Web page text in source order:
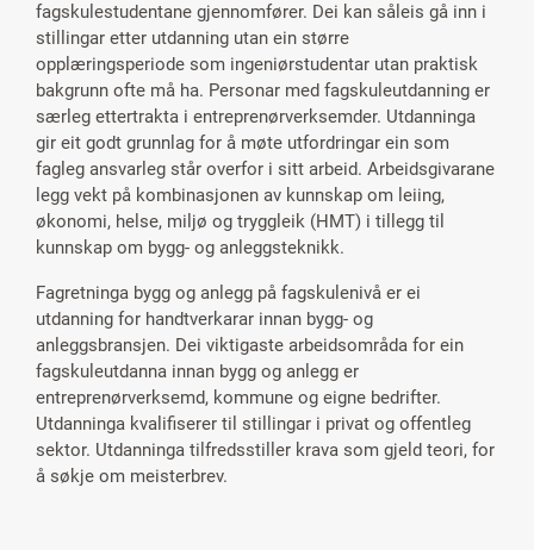
fagskulestudentane gjennomfører. Dei kan såleis gå inn i
stillingar etter utdanning utan ein større
opplæringsperiode som ingeniørstudentar utan praktisk
bakgrunn ofte må ha. Personar med fagskuleutdanning er
særleg ettertrakta i entreprenørverksemder. Utdanninga
gir eit godt grunnlag for å møte utfordringar ein som
fagleg ansvarleg står overfor i sitt arbeid. Arbeidsgivarane
legg vekt på kombinasjonen av kunnskap om leiing,
økonomi, helse, miljø og tryggleik (HMT) i tillegg til
kunnskap om bygg- og anleggsteknikk.
Fagretninga bygg og anlegg på fagskulenivå er ei
utdanning for handtverkarar innan bygg- og
anleggsbransjen. Dei viktigaste arbeidsområda for ein
fagskuleutdanna innan bygg og anlegg er
entreprenørverksemd, kommune og eigne bedrifter.
Utdanninga kvalifiserer til stillingar i privat og offentleg
sektor. Utdanninga tilfredsstiller krava som gjeld teori, for
å søkje om meisterbrev.